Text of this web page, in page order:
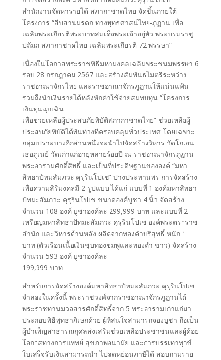
สำนักงานจัดหารายได้ สภากาชาดไทย จัดขึ้นภายใต้
โครงการ “สืบสานมรดก ทางพุทธศาสน์ไทย-ภูฏาน เพื่อ
เฉลิมพระเกียรติพระบาทสมเด็จพระเจ้าอยู่หัว พระบรมราชู
ปถัมภ สภากาชาดไทย เฉลิมพระเกียรติ 72 พรรษา”
เนื่องในโอกาสพระราชพิธีมหามงคลเฉลิมพระชนมพรรษา 6
รอบ 28 กรกฎาคม 2567 และสร้างสัมพันธไมตรีระหว่าง
ราชอาณาจักรไทย และราชอาณาจักรภูฏานให้แน่นแฟ้น
รวมถึงนำเงินรายได้หลังหักค่าใช้จ่ายสมทบทุน “โครงการ
เงินทุนฉุกเฉิน
เพื่อช่วยเหลือผู้ประสบภัยพิบัติสภากาชาดไทย” ช่วยเหลือผู้
ประสบภัยพิบัติได้ทันท่วงทีครอบคลุมทั่วประเทศ โดยเฉพาะ
กลุ่มเปราะบางอีกส่วนหนึ่งจะนำไปจัดสร้างวิหาร วัดโกเอน
เธอภูเนย์ วัดเก่าแก่อายุหลายร้อยปี ณ ราชอาณาจักรภูฏาน
พระอารามศักดิ์สิทธิ์ และเป็นที่ประดิษฐานขององค์ “มหา
สิทธาปัทมสัมภวะ คุรุรินโปเช” ปางประทานพร การจัดสร้าง
เพื่อความสิริมงคลมี 2 รูปแบบ ได้แก่ แบบที่ 1 องค์มหาสิทธา
ปัทมะสัมภวะ คุรุรินโปเช ขนาดองค์บูชา 4 นิ้ว จัดสร้าง
จำนวน 108 องค์ บูชาองค์ละ 299,999 บาท และแบบที่ 2
เหรียญมหาสิทธาปัทมะสัมภวะ คุรุรินโปเช องค์พระตราราช
สำนัก และวิหารด้านหลัง ผลิตจากทองคำบริสุทธิ์ หนัก 1
บาท (ตัวเรือนเนื้อเงินชุบทองชมพูและทองคำ ขาว) จัดสร้าง
จำนวน 593 องค์ บูชาองค์ละ
199,999 บาท
สำหรับการจัดสร้างองค์มหาสิทธาปัทมะสัมภวะ คุรุรินโปเช
จำลองในครั้งนี้ พระราชวงศ์จากราชอาณาจักรภูฏานได้
พระราชทานมวลสารศักดิ์สิทธิ์จาก 5 พระอารามเก่าแก่มา
ประกอบพิธีพุทธาภิเษกด้วย ผู้ที่สนใจสามารถจองบูชา ถือเป็น
ผู้บำเพ็ญสาธารณกุศลส่งเสริมช่วยเหลือประชาชนและผู้ด้อย
โอกาสทางการแพทย์ สุขภาพอนามัย และการบรรเทาทุกข์
ใบเสร็จรับเงินสามารถนำ ไปลดหย่อนภาษีได้ สอบถามราย